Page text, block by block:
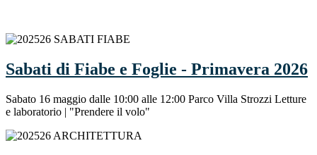
Sabati di Fiabe e Foglie - Primavera 2026
Sabato 16 maggio dalle 10:00 alle 12:00 Parco Villa Strozzi Letture
e laboratorio | "Prendere il volo"